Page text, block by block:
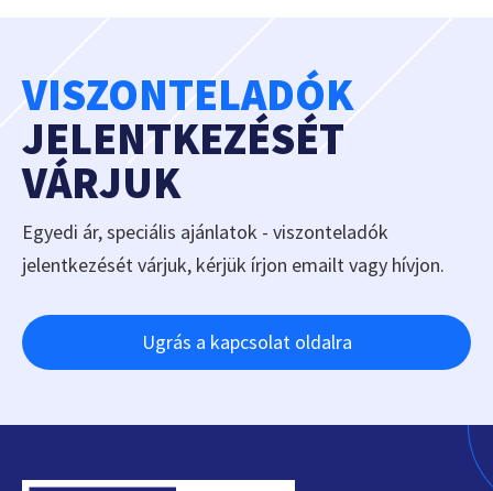
VISZONTELADÓK
JELENTKEZÉSÉT
VÁRJUK
Egyedi ár, speciális ajánlatok - viszonteladók
jelentkezését várjuk, kérjük írjon emailt vagy hívjon.
Ugrás a kapcsolat oldalra